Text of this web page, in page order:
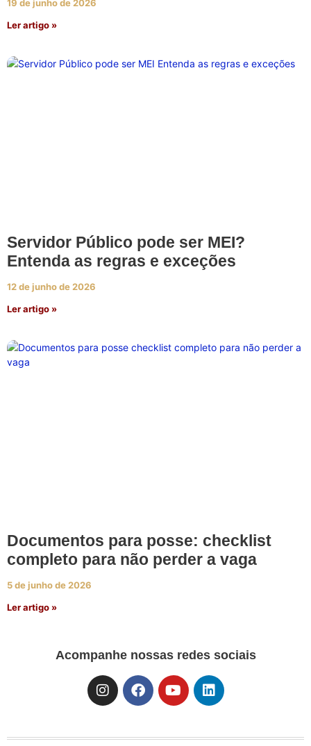
19 de junho de 2026
Ler artigo »
Servidor Público pode ser MEI?
Entenda as regras e exceções
12 de junho de 2026
Ler artigo »
Documentos para posse: checklist
completo para não perder a vaga
5 de junho de 2026
Ler artigo »
Acompanhe nossas redes sociais